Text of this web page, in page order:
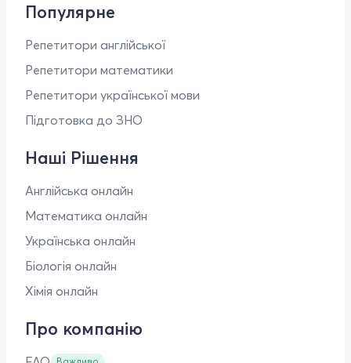
Популярне
Репетитори англійської
Репетитори математики
Репетитори української мови
Підготовка до ЗНО
Наші Рішення
Англійська онлайн
Математика онлайн
Українська онлайн
Біологія онлайн
Хімія онлайн
Про компанію